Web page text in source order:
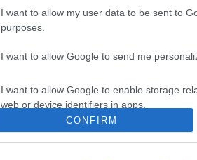
I want to allow my user data to be sent to
purposes.
I want to allow Google to send me
I want to allow Google to enable storage
web or device identifiers in apps.
I want to allow Google to enable storage
CONFIRM